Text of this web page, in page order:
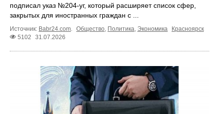
подписал указ №204-уг, который расширяет список сфер,
закрытых для иностранных граждан с ...
Источник: Babr24.com. Общество, Политика, Экономика
Красноярск
5102
31.07.2026